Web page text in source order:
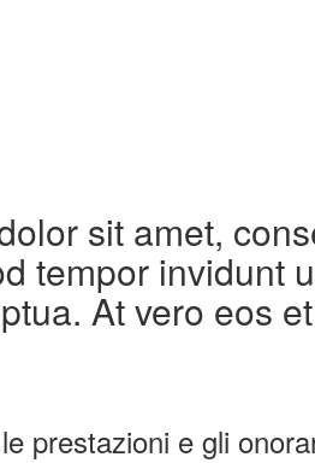
sit amet,
tempor invidunt
At vero eos
prestazioni e gli